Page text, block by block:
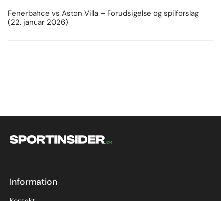
Fenerbahce vs Aston Villa – Forudsigelse og spilforslag
(22. januar 2026)
Information